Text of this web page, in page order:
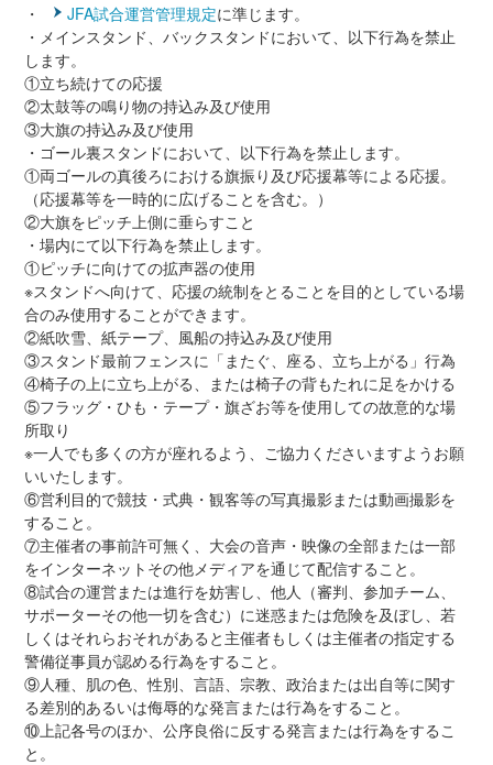
・
JFA試合運営管理規定に準じます。
・メインスタンド、バックスタンドにおいて、以下行為を禁止
します。
①立ち続けての応援
②太鼓等の鳴り物の持込み及び使用
③大旗の持込み及び使用
・ゴール裏スタンドにおいて、以下行為を禁止します。
①両ゴールの真後ろにおける旗振り及び応援幕等による応援。
（応援幕等を一時的に広げることを含む。）
②大旗をピッチ上側に垂らすこと
・場内にて以下行為を禁止します。
①ピッチに向けての拡声器の使用
※スタンドへ向けて、応援の統制をとることを目的としている場
合のみ使用することができます。
②紙吹雪、紙テープ、風船の持込み及び使用
③スタンド最前フェンスに「またぐ、座る、立ち上がる」行為
④椅子の上に立ち上がる、または椅子の背もたれに足をかける
⑤フラッグ・ひも・テープ・旗ざお等を使用しての故意的な場
所取り
※一人でも多くの方が座れるよう、ご協力くださいますようお願
いいたします。
⑥営利目的で競技・式典・観客等の写真撮影または動画撮影を
すること。
⑦主催者の事前許可無く、大会の音声・映像の全部または一部
をインターネットその他メディアを通じて配信すること。
⑧試合の運営または進行を妨害し、他人（審判、参加チーム、
サポーターその他一切を含む）に迷惑または危険を及ぼし、若
しくはそれらおそれがあると主催者もしくは主催者の指定する
警備従事員が認める行為をすること。
⑨人種、肌の色、性別、言語、宗教、政治または出自等に関す
る差別的あるいは侮辱的な発言または行為をすること。
⑩上記各号のほか、公序良俗に反する発言または行為をするこ
と。